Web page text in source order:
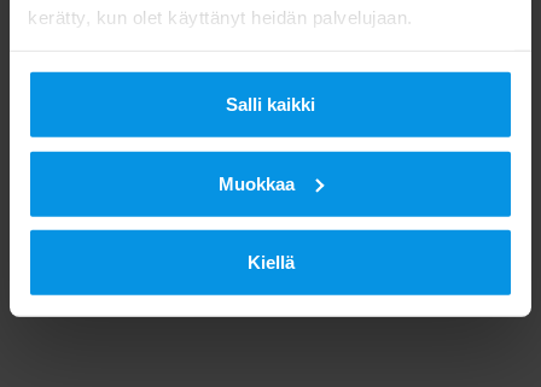
kerätty, kun olet käyttänyt heidän palvelujaan.
Salli kaikki
Muokkaa
Kiellä